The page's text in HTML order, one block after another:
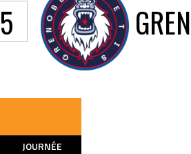
5
JOURNÉE